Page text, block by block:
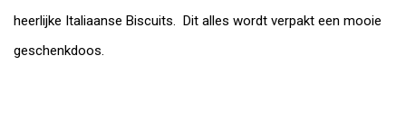
heerlijke Italiaanse Biscuits. Dit alles wordt verpakt een mooie
geschenkdoos.